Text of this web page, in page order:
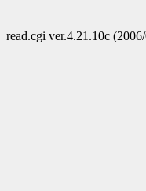
read.cgi ver.4.21.10c